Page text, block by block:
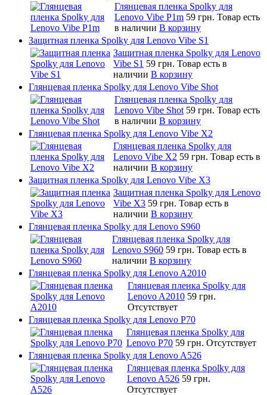
Глянцевая пленка Spolky для
Lenovo Vibe P1m 59 грн. Товар есть
в наличии В корзину
Защитная пленка Spolky для Lenovo Vibe S1
Защитная пленка Spolky для Lenovo
Vibe S1 59 грн. Товар есть в
наличии В корзину
Глянцевая пленка Spolky для Lenovo Vibe Shot
Глянцевая пленка Spolky для
Lenovo Vibe Shot 59 грн. Товар есть
в наличии В корзину
Глянцевая пленка Spolky для Lenovo Vibe X2
Глянцевая пленка Spolky для
Lenovo Vibe X2 59 грн. Товар есть в
наличии В корзину
Защитная пленка Spolky для Lenovo Vibe X3
Защитная пленка Spolky для Lenovo
Vibe X3 59 грн. Товар есть в
наличии В корзину
Глянцевая пленка Spolky для Lenovo S960
Глянцевая пленка Spolky для
Lenovo S960 59 грн. Товар есть в
наличии В корзину
Глянцевая пленка Spolky для Lenovo A2010
Глянцевая пленка Spolky для
Lenovo A2010 59 грн.
Отсутствует
Глянцевая пленка Spolky для Lenovo P70
Глянцевая пленка Spolky для
Lenovo P70 59 грн. Отсутствует
Глянцевая пленка Spolky для Lenovo A526
Глянцевая пленка Spolky для
Lenovo A526 59 грн.
Отсутствует